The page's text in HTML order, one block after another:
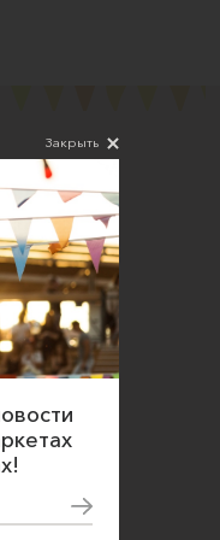
персональных
Закрыть